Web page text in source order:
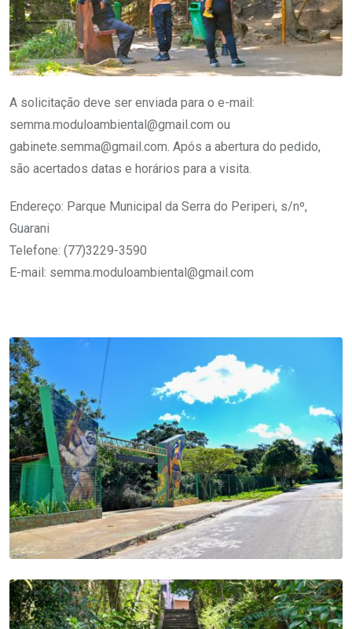
A solicitação deve ser enviada para o e-mail:
semma.moduloambiental@gmail.com ou
gabinete.semma@gmail.com. Após a abertura do pedido,
são acertados datas e horários para a visita.
Endereço: Parque Municipal da Serra do Periperi, s/nº,
Guarani
Telefone: (77)3229-3590
E-mail: semma.moduloambiental@gmail.com